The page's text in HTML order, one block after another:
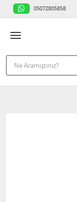
05072805858